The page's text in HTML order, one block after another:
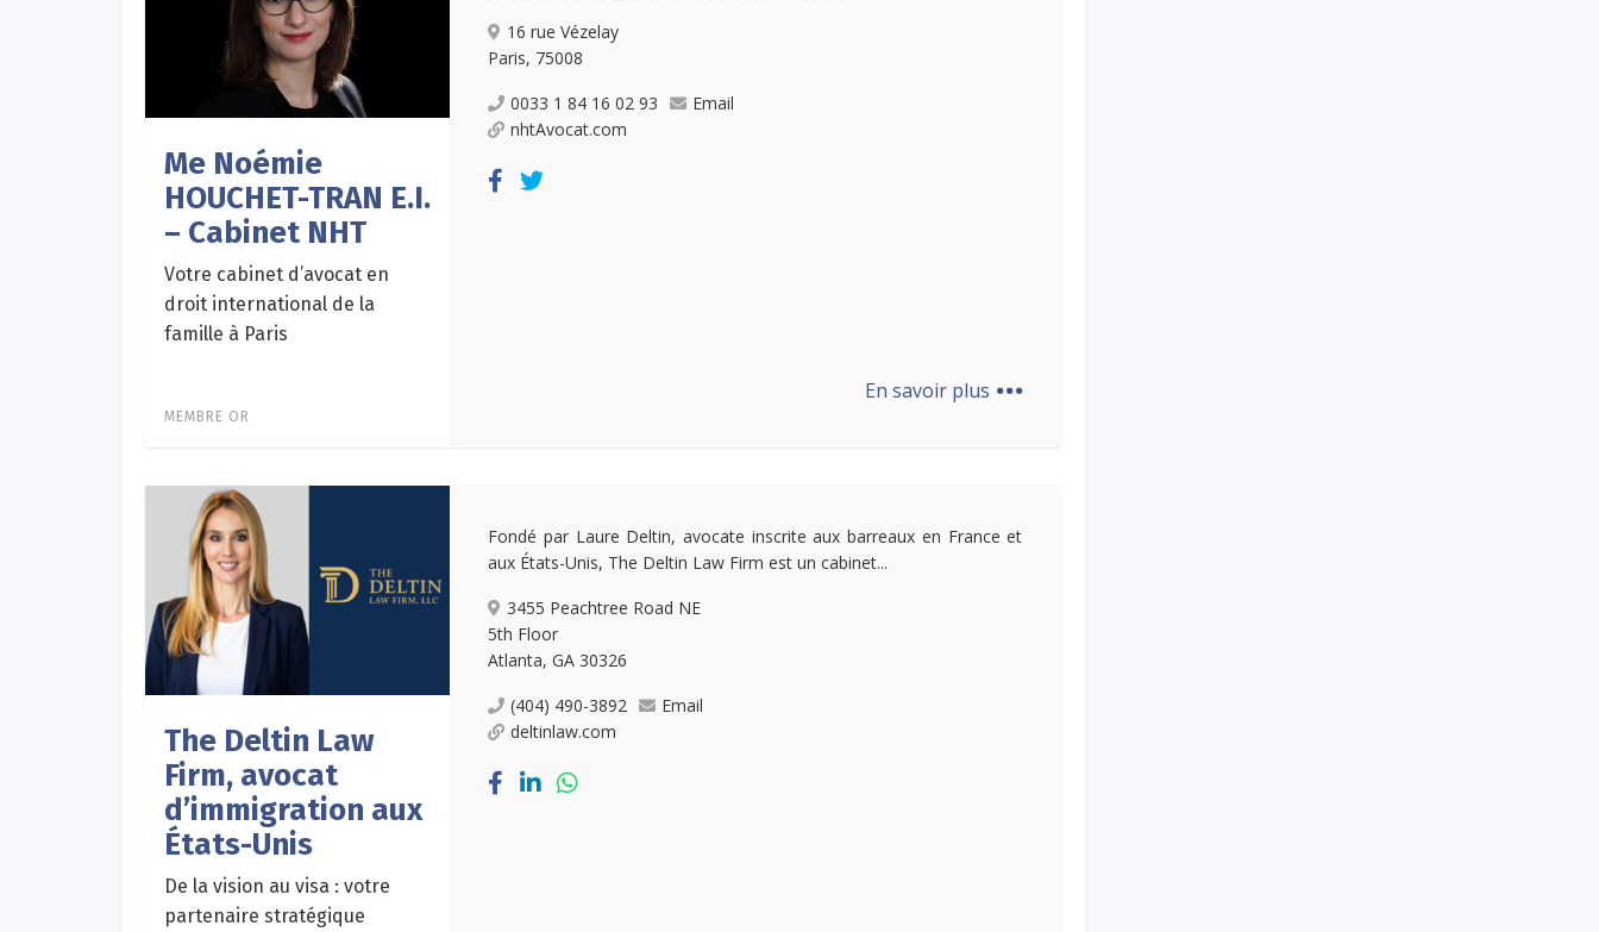
Me Noémie
HOUCHET-TRAN E.I.
– Cabinet NHT
Votre cabinet d’avocat en
droit international de la
famille à Paris
MEMBRE OR
16 rue Vézelay
Paris, 75008
0033 1 84 16 02 93
Email
nhtAvocat.com
En savoir plus ...
The Deltin Law
Firm, avocat
d’immigration aux
États-Unis
De la vision au visa : votre
partenaire stratégique
Fondé par Laure Deltin, avocate inscrite aux barreaux en France et
aux États-Unis, The Deltin Law Firm est un cabinet...
3455 Peachtree Road NE
5th Floor
Atlanta, GA 30326
(404) 490-3892
Email
deltinlaw.com